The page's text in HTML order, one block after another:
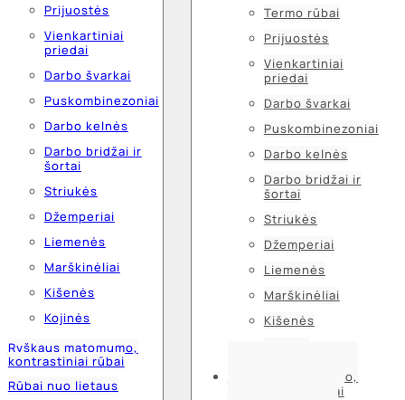
Prijuostės
Vienkartiniai
priedai
Darbo švarkai
Puskombinezoniai
Darbo kelnės
Darbo bridžai ir
šortai
Striukės
Džemperiai
Liemenės
Marškinėliai
Kišenės
Kojinės
Ryškaus matomumo,
kontrastiniai rūbai
Rūbai nuo lietaus
Termo rūbai
Prijuostės
Vienkartiniai
priedai
Darbo švarkai
Puskombinezoniai
Darbo kelnės
Darbo bridžai ir
šortai
Striukės
Džemperiai
Liemenės
Marškinėliai
Kišenės
Ryškaus matomumo,
kontrastiniai rūbai